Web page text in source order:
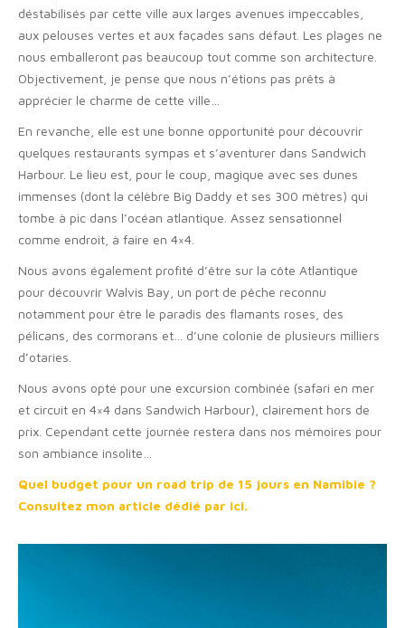
déstabilisés par cette ville aux larges avenues impeccables,
aux pelouses vertes et aux façades sans défaut. Les plages ne
nous emballeront pas beaucoup tout comme son architecture.
Objectivement, je pense que nous n’étions pas prêts à
apprécier le charme de cette ville…
En revanche, elle est une bonne opportunité pour découvrir
quelques restaurants sympas et s’aventurer dans Sandwich
Harbour. Le lieu est, pour le coup, magique avec ses dunes
immenses (dont la célèbre Big Daddy et ses 300 mètres) qui
tombe à pic dans l’océan atlantique. Assez sensationnel
comme endroit, à faire en 4×4.
Nous avons également profité d’être sur la côte Atlantique
pour découvrir Walvis Bay, un port de pêche reconnu
notamment pour être le paradis des flamants roses, des
pélicans, des cormorans et… d’une colonie de plusieurs milliers
d’otaries.
Nous avons opté pour une excursion combinée (safari en mer
et circuit en 4×4 dans Sandwich Harbour), clairement hors de
prix. Cependant cette journée restera dans nos mémoires pour
son ambiance insolite…
Quel budget pour un road trip de 15 jours en Namibie ?
Consultez mon article dédié par ici.